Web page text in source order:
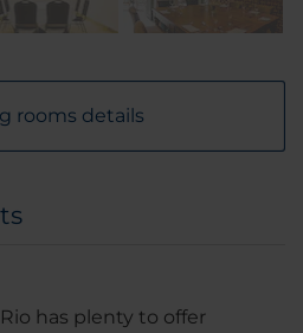
rooms details
has plenty to offer